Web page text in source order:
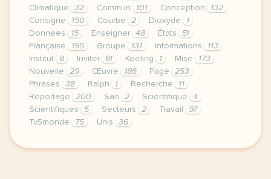
Climatique
32 Commun 101 Conception
132
Consigne
150 Courbe 2 Dioxyde
1
Données
15 Enseigner 48 États
51
Française
195 Groupe 131 Informations
113
Institut
8 Inviter 61 Keeling 1 Mise
173
Nouvelle
29 Œuvre 186 Page
253
Phrases
38 Ralph 1 Recherche
11
Reportage
200 San 2 Scientifique
4
Scientifiques
5 Secteurs 2 Travail
97
Tv5monde
75 Unis 36
le respect de votre vie privee est une priorite